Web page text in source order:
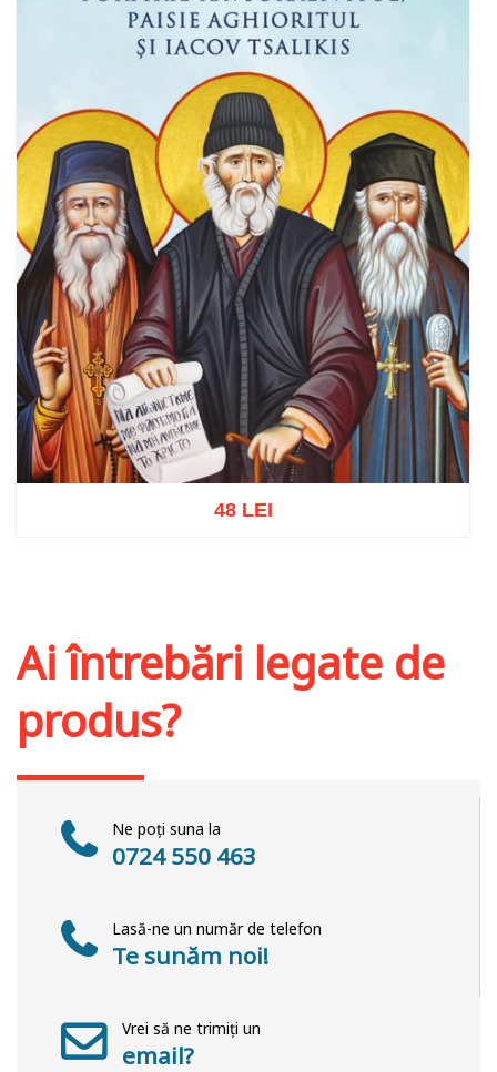
48 LEI
Ai întrebări legate de
produs?
Ne poți suna la
0724 550 463
Lasă-ne un număr de telefon
Te sunăm noi!
Vrei să ne trimiți un
email?